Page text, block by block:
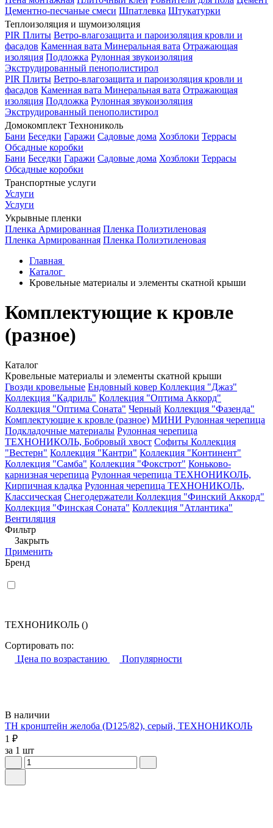
Цементно-песчаные смеси Шпатлевка Штукатурки
Теплоизоляция и шумоизоляция
PIR Плиты Ветро-влагозащита и пароизоляция кровли и
фасадов Каменная вата Минеральная вата Отражающая
изоляция Подложка Рулонная звукоизоляция
Экструдированный пенополистирол
PIR Плиты Ветро-влагозащита и пароизоляция кровли и
фасадов Каменная вата Минеральная вата Отражающая
изоляция Подложка Рулонная звукоизоляция
Экструдированный пенополистирол
Домокомплект Технониколь
Бани Беседки Гаражи Садовые дома Хозблоки Террасы
Обсадные коробки
Бани Беседки Гаражи Садовые дома Хозблоки Террасы
Обсадные коробки
Транспортные услуги
Услуги
Услуги
Укрывные пленки
Пленка Армированная Пленка Полиэтиленовая
Пленка Армированная Пленка Полиэтиленовая
Главная
Каталог
Кровельные материалы и элементы скатной крыши
Комплектующие к кровле
(разное)
Каталог
Кровельные материалы и элементы скатной крыши
Гвозди кровельные Ендовный ковер Коллекция "Джаз"
Коллекция "Кадриль" Коллекция "Оптима Аккорд"
Коллекция "Оптима Соната" Черный Коллекция "Фазенда"
Комплектующие к кровле (разное) МИНИ Рулонная черепица
Подкладочные материалы Рулонная черепица
ТЕХНОНИКОЛЬ, Бобровый хвост Софиты Коллекция
"Вестерн" Коллекция "Кантри" Коллекция "Континент"
Коллекция "Самба" Коллекция "Фокстрот" Коньково-
карнизная черепица Рулонная черепица ТЕХНОНИКОЛЬ,
Кирпичная кладка Рулонная черепица ТЕХНОНИКОЛЬ,
Классическая Снегодержатели Коллекция "Финский Аккорд"
Коллекция "Финская Соната" Коллекция "Атлантика"
Вентиляция
Фильтр
Закрыть
Применить
Бренд
ТЕХНОНИКОЛЬ ()
Сортировать по:
Цена по возрастанию
Популярности
В наличии
ТН кронштейн желоба (D125/82), серый, ТЕХНОНИКОЛЬ
1 ₽
за 1 шт